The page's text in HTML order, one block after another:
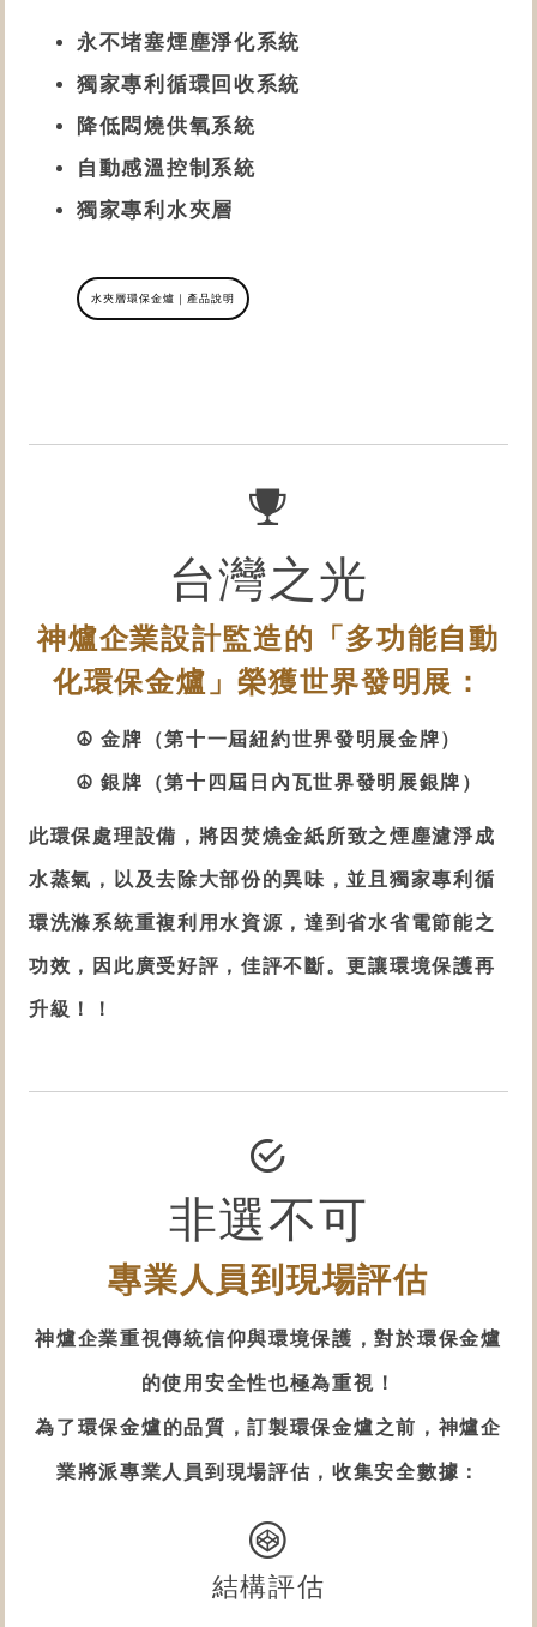
永不堵塞煙塵淨化系統
獨家專利循環回收系統
降低悶燒供氧系統
自動感溫控制 系統
獨家專利水夾層
水夾層環保金爐｜產品說明
台灣之光
神爐企業設計監造的「多功能自動
化環保金爐 」榮獲世界發明展：
☮ 金牌（第十一屆紐約世界發明展金牌）
☮ 銀牌（第十四屆日內瓦世界發明展銀牌）
此環保處理設備 ，將因焚燒金紙所致之煙塵濾淨成
水蒸氣，以及去除大部份的異味，並且獨家專利循
環洗滌系統重複利用水資源，達到省水省電節能之
功效，因此廣受好評，佳評不斷。更讓環境保護再
升級！！
非選不可
專業人員到現場評估
神爐企業重視傳統信仰與環境保護，對於環保金爐
的使用安全性也極為重視！
為了環保金爐的品質，訂製環保金爐之前，神爐企
業將派專業人員到現場評估，收集安全數據：
結構評估